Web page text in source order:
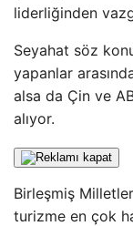
liderliğinden
Seyahat söz
yapanlar
alsa da Çin ve
alıyor.
Birleşmiş
turizme en çok